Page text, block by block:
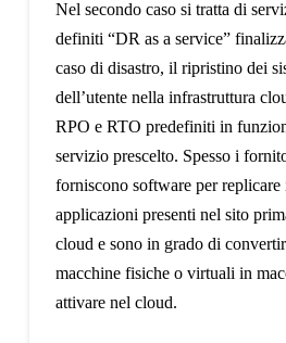
Nel secondo caso si tratta di
definiti “DR as a service”
caso di disastro, il ripristino dei
dell’utente nella infrastruttura
RPO e RTO predefiniti in
servizio prescelto. Spesso i
forniscono software per replicare
applicazioni presenti nel sito
cloud e sono in grado di
macchine fisiche o virtuali in
attivare nel cloud.